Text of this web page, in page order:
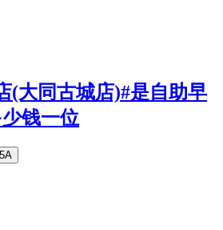
(大同古城店)#是自助早
钱一位